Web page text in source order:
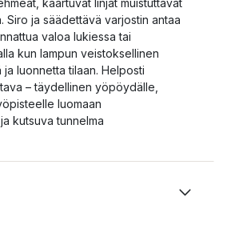
kaartuvat linjat muistuttavat
Siro ja säädettävä varjostin antaa
valoa lukiessa tai
kun lampun veistoksellinen
luonnetta tilaan. Helposti
– täydellinen yöpöydälle,
luomaan
kutsuva tunnelma